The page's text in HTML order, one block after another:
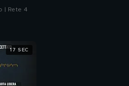
| Rete 4
17 SEC